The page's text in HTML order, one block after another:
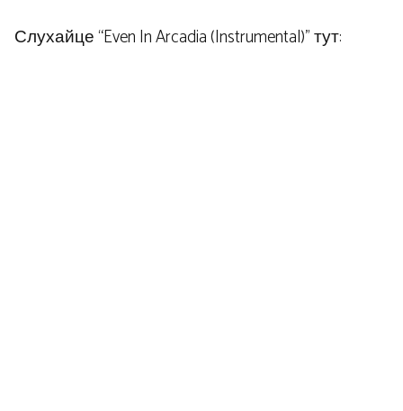
Слухайце “Even In Arcadia (Instrumental)” тут: